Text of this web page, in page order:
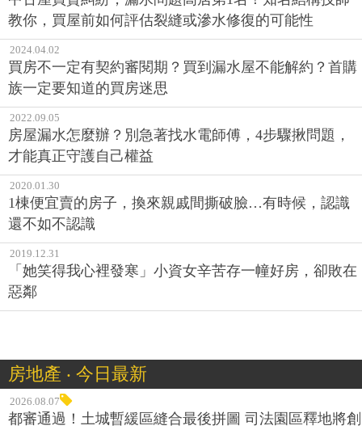
教你，買屋前如何評估裂縫或滲水修復的可能性
2024.04.02
買房不一定有契約審閱期？買到漏水屋不能解約？首購
族一定要知道的買房迷思
2022.09.05
房屋漏水怎麼辦？別急著找水電師傅，4步驟揪問題，
才能真正守護自己權益
2020.01.30
1棟便宜賣的房子，換來親戚間撕破臉…有時候，認識
還不如不認識
2019.12.31
「她笑得我心裡發寒」小資女辛苦存一幢好房，卻敗在
惡鄰
房地產 ‧ 今日最新
2026.08.07
都審通過！土城暫緩區縫合最後拼圖 司法園區釋地將創